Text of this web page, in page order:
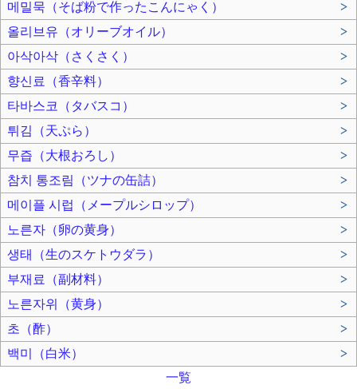
메밀묵（そば粉で作ったこんにゃく）
>
올리브유（オリーブオイル）
>
아삭아삭（さくさく）
>
향신료（香辛料）
>
타바스코（タバスコ）
>
튀김（天ぷら）
>
무즙（大根おろし）
>
참치 통조림（ツナの缶詰）
>
메이플 시럽（メープルシロップ）
>
노른자（卵の黄身）
>
생태（生のスケトウダラ）
>
부재료（副材料）
>
노른자위（黄身）
>
초（酢）
>
백미（白米）
>
一覧